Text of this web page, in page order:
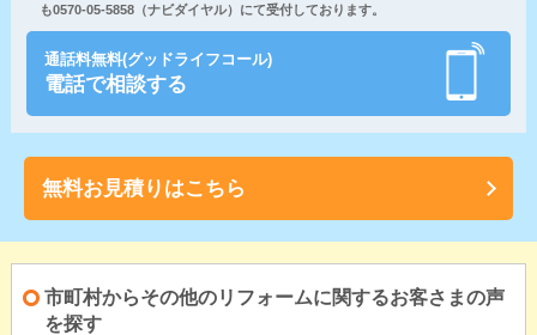
も0570-05-5858（ナビダイヤル）にて受付しております。
通話料無料(グッドライフコール)
電話で相談する
無料お見積りはこちら
市町村からその他のリフォームに関するお客さまの声
を探す